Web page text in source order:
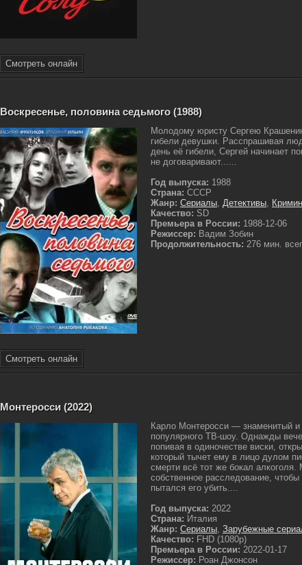
Смотреть онлайн
Воскресенье, половина седьмого (1988)
Молодому юристу Сергею
гибели девушки. Расспрашивая
день её гибели, Сергей начинает
не договаривают......
Год выпуска: 1988
Страна: СССР
Жанр: Сериалы, Детективы,
Качество: SD
Премьера в России: 1988-12-06
Режиссер: Вадим Зобин
Продолжительность: 276 мин.
Смотреть онлайн
Монтеросси (2022)
Карло Монтеросси — знаменитый и
популярного ТВ-шоу. Однажды
попивая в одиночестве виски,
который тычет ему в лицо дулом
смерти всё тот же бокал алкоголя.
собственное расследование, чтобы
пытался его убить....
Год выпуска: 2022
Страна: Италия
Жанр: Сериалы, Зарубежные
Качество: FHD (1080p)
Премьера в России: 2022-01-17
Режиссер: Роан Джонсон